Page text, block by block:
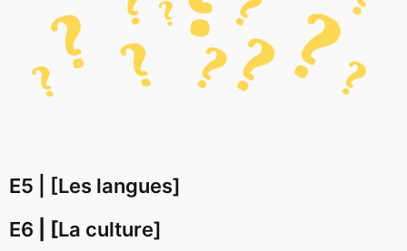
E5 | [Les langues]
E6
| [La culture]